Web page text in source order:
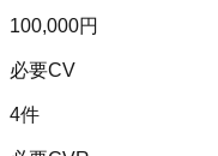
100,000円
必要CV
4件